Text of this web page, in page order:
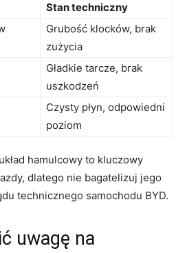
Stan ⁣techniczny
Grubość klocków, brak⁣
zużycia
Gładkie tarcze, brak
uszkodzeń
Czysty płyn, ⁣odpowiedni
poziom
‍hamulcowy to kluczowy
dlatego nie bagatelizuj jego
technicznego samochodu BYD.
​uwagę na